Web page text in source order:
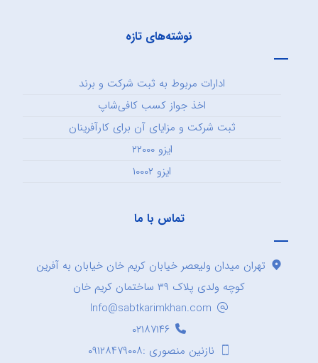
نوشته‌های تازه
ادارات مربوط به ثبت شرکت و برند
اخذ جواز کسب کافی‌شاپ
ثبت شرکت و مزایای آن برای کارآفرینان
ایزو ۲۲۰۰۰
ایزو ۱۰۰۰۲
تماس با ما
تهران میدان ولیعصر خیابان کریم خان خیابان به آفرین
کوچه ولدی پلاک ۳۹ ساختمان کریم خان
Info@sabtkarimkhan.com
۰۲۱۸۷۱۴۶
نازنین منصوری :۰۹۱۲۸۴۷۹۰۰۸